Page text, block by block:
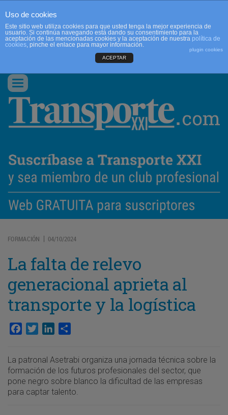
CONTACTO
Conmutar
navegación
FORMACIÓN | 04/10/2024
La falta de relevo
generacional aprieta al
transporte y la logística
Facebook
TwitterLinkedIn
La patronal Asetrabi organiza una jornada técnica sobre la
formación de los futuros profesionales del sector, que
pone negro sobre blanco la dificultad de las empresas
para captar talento.
Uso de cookies
Este sitio web utiliza cookies para que usted tenga la mejor experiencia de
usuario. Si continúa navegando está dando su consentimiento para la
aceptación de las mencionadas cookies y la aceptación de nuestra política de
cookies, pinche el enlace para mayor información.
plugin cookies
ACEPTAR